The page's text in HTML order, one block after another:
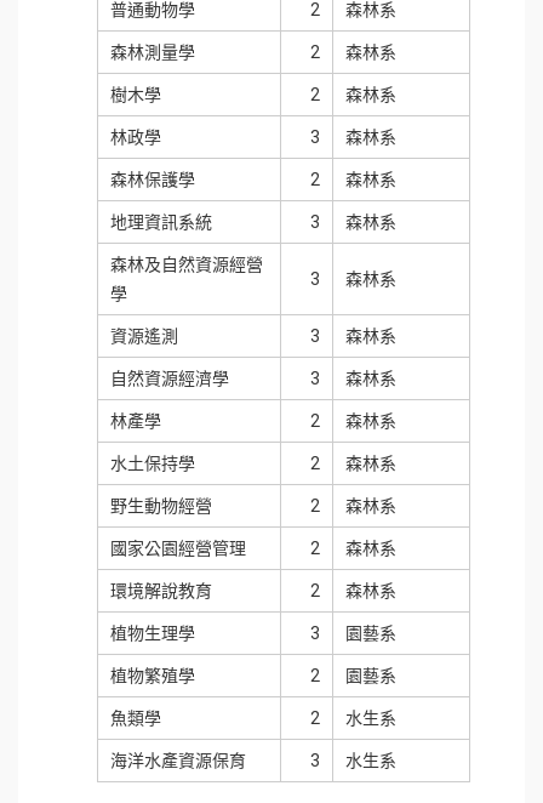
普通動物學 2 森林系
森林測量學 2 森林系
樹木學 2 森林系
林政學 3 森林系
森林保護學 2 森林系
地理資訊系統 3 森林系
森林及自然資源經營
學
3 森林系
資源遙測 3 森林系
自然資源經濟學 3 森林系
林產學 2 森林系
水土保持學 2 森林系
野生動物經營 2 森林系
國家公園經營管理 2 森林系
環境解說教育 2 森林系
植物生理學 3 園藝系
植物繁殖學 2 園藝系
魚類學 2 水生系
海洋水產資源保育 3 水生系